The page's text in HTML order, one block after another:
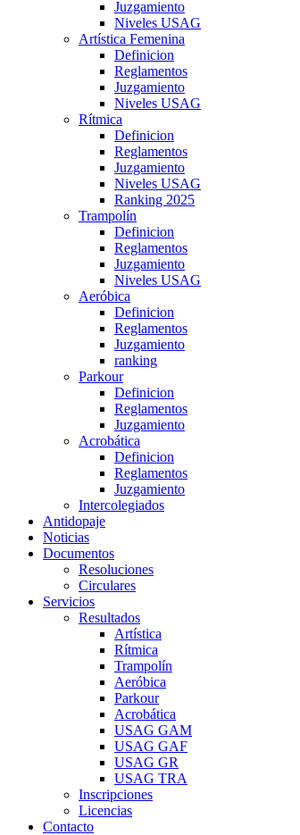
Juzgamiento
Niveles USAG
Artística Femenina
Definicion
Reglamentos
Juzgamiento
Niveles USAG
Rítmica
Definicion
Reglamentos
Juzgamiento
Niveles USAG
Ranking 2025
Trampolín
Definicion
Reglamentos
Juzgamiento
Niveles USAG
Aeróbica
Definicion
Reglamentos
Juzgamiento
ranking
Parkour
Definicion
Reglamentos
Juzgamiento
Acrobática
Definicion
Reglamentos
Juzgamiento
Intercolegiados
Antidopaje
Noticias
Documentos
Resoluciones
Circulares
Servicios
Resultados
Artística
Rítmica
Trampolín
Aeróbica
Parkour
Acrobática
USAG GAM
USAG GAF
USAG GR
USAG TRA
Inscripciones
Licencias
Contacto